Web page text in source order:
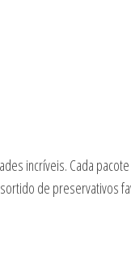
incríveis. Cada
de preservativos